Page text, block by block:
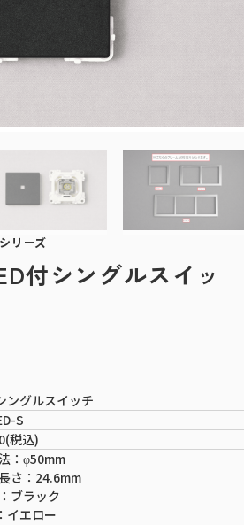
リーズ
付シングルスイッ
ングルスイッチ
S
税込)
：φ50mm
さ：24.6mm
ブラック
イエロー